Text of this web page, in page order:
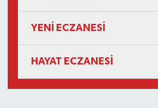
YENİ ECZANESİ
HAYAT ECZANESİ